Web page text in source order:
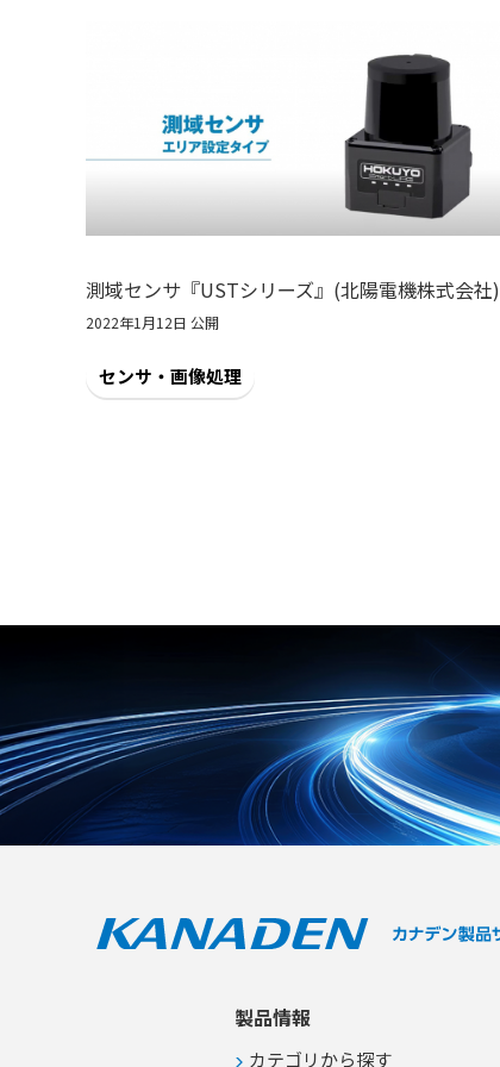
測域センサ『USTシリーズ』(北陽電機株式会社)
2022年1月12日 公開
センサ・画像処理
製品情報
カテゴリから探す